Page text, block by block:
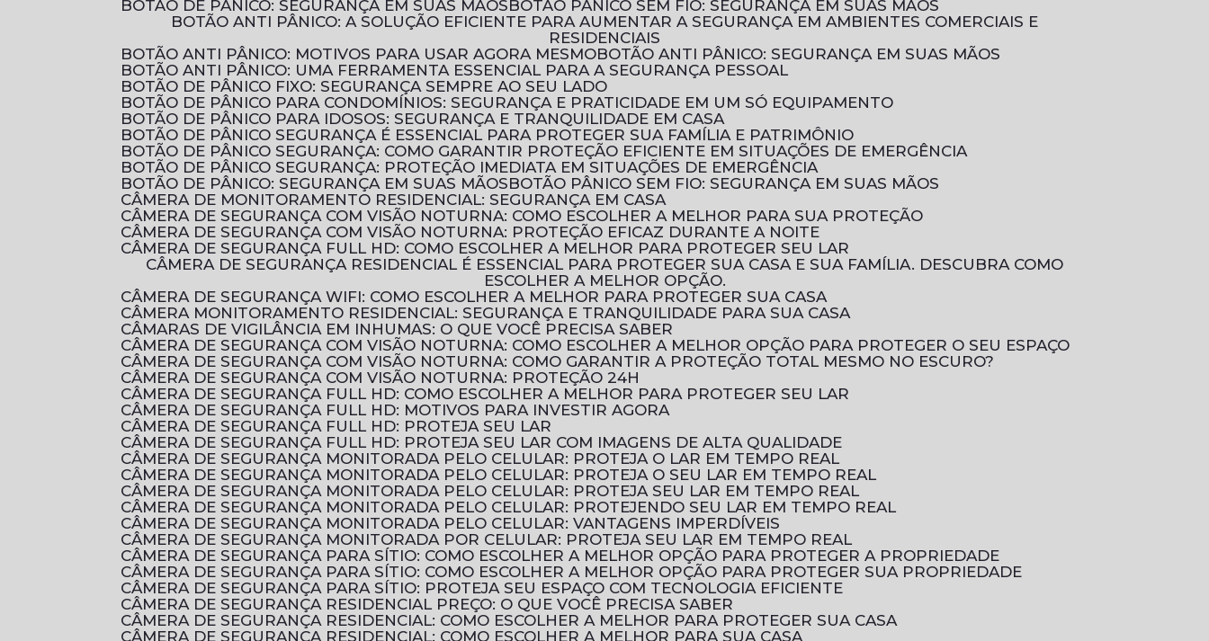
BOTÃO DE PÂNICO: SEGURANÇA EM SUAS MÃOS
BOTÃO PÂNICO SEM FIO: SEGURANÇA EM SUAS MÃOS
BOTÃO ANTI PÂNICO: A SOLUÇÃO EFICIENTE PARA AUMENTAR A SEGURANÇA EM AMBIENTES COMERCIAIS E
RESIDENCIAIS
BOTÃO ANTI PÂNICO: MOTIVOS PARA USAR AGORA MESMO
BOTÃO ANTI PÂNICO: SEGURANÇA EM SUAS MÃOS
BOTÃO ANTI PÂNICO: UMA FERRAMENTA ESSENCIAL PARA A SEGURANÇA PESSOAL
BOTÃO DE PÂNICO FIXO: SEGURANÇA SEMPRE AO SEU LADO
BOTÃO DE PÂNICO PARA CONDOMÍNIOS: SEGURANÇA E PRATICIDADE EM UM SÓ EQUIPAMENTO
BOTÃO DE PÂNICO PARA IDOSOS: SEGURANÇA E TRANQUILIDADE EM CASA
BOTÃO DE PÂNICO SEGURANÇA É ESSENCIAL PARA PROTEGER SUA FAMÍLIA E PATRIMÔNIO
BOTÃO DE PÂNICO SEGURANÇA: COMO GARANTIR PROTEÇÃO EFICIENTE EM SITUAÇÕES DE EMERGÊNCIA
BOTÃO DE PÂNICO SEGURANÇA: PROTEÇÃO IMEDIATA EM SITUAÇÕES DE EMERGÊNCIA
BOTÃO DE PÂNICO: SEGURANÇA EM SUAS MÃOS
BOTÃO PÂNICO SEM FIO: SEGURANÇA EM SUAS MÃOS
CÂMERA DE MONITORAMENTO RESIDENCIAL: SEGURANÇA EM CASA
CÂMERA DE SEGURANÇA COM VISÃO NOTURNA: COMO ESCOLHER A MELHOR PARA SUA PROTEÇÃO
CÂMERA DE SEGURANÇA COM VISÃO NOTURNA: PROTEÇÃO EFICAZ DURANTE A NOITE
CÂMERA DE SEGURANÇA FULL HD: COMO ESCOLHER A MELHOR PARA PROTEGER SEU LAR
CÂMERA DE SEGURANÇA RESIDENCIAL É ESSENCIAL PARA PROTEGER SUA CASA E SUA FAMÍLIA. DESCUBRA COMO
ESCOLHER A MELHOR OPÇÃO.
CÂMERA DE SEGURANÇA WIFI: COMO ESCOLHER A MELHOR PARA PROTEGER SUA CASA
CÂMERA MONITORAMENTO RESIDENCIAL: SEGURANÇA E TRANQUILIDADE PARA SUA CASA
CÂMARAS DE VIGILÂNCIA EM INHUMAS: O QUE VOCÊ PRECISA SABER
CÂMERA DE SEGURANÇA COM VISÃO NOTURNA: COMO ESCOLHER A MELHOR OPÇÃO PARA PROTEGER O SEU ESPAÇO
CÂMERA DE SEGURANÇA COM VISÃO NOTURNA: COMO GARANTIR A PROTEÇÃO TOTAL MESMO NO ESCURO?
CÂMERA DE SEGURANÇA COM VISÃO NOTURNA: PROTEÇÃO 24H
CÂMERA DE SEGURANÇA FULL HD: COMO ESCOLHER A MELHOR PARA PROTEGER SEU LAR
CÂMERA DE SEGURANÇA FULL HD: MOTIVOS PARA INVESTIR AGORA
CÂMERA DE SEGURANÇA FULL HD: PROTEJA SEU LAR
CÂMERA DE SEGURANÇA FULL HD: PROTEJA SEU LAR COM IMAGENS DE ALTA QUALIDADE
CÂMERA DE SEGURANÇA MONITORADA PELO CELULAR: PROTEJA O LAR EM TEMPO REAL
CÂMERA DE SEGURANÇA MONITORADA PELO CELULAR: PROTEJA O SEU LAR EM TEMPO REAL
CÂMERA DE SEGURANÇA MONITORADA PELO CELULAR: PROTEJA SEU LAR EM TEMPO REAL
CÂMERA DE SEGURANÇA MONITORADA PELO CELULAR: PROTEJENDO SEU LAR EM TEMPO REAL
CÂMERA DE SEGURANÇA MONITORADA PELO CELULAR: VANTAGENS IMPERDÍVEIS
CÂMERA DE SEGURANÇA MONITORADA POR CELULAR: PROTEJA SEU LAR EM TEMPO REAL
CÂMERA DE SEGURANÇA PARA SÍTIO: COMO ESCOLHER A MELHOR OPÇÃO PARA PROTEGER A PROPRIEDADE
CÂMERA DE SEGURANÇA PARA SÍTIO: COMO ESCOLHER A MELHOR OPÇÃO PARA PROTEGER SUA PROPRIEDADE
CÂMERA DE SEGURANÇA PARA SÍTIO: PROTEJA SEU ESPAÇO COM TECNOLOGIA EFICIENTE
CÂMERA DE SEGURANÇA RESIDENCIAL PREÇO: O QUE VOCÊ PRECISA SABER
CÂMERA DE SEGURANÇA RESIDENCIAL: COMO ESCOLHER A MELHOR PARA PROTEGER SUA CASA
CÂMERA DE SEGURANÇA RESIDENCIAL: COMO ESCOLHER A MELHOR PARA SUA CASA